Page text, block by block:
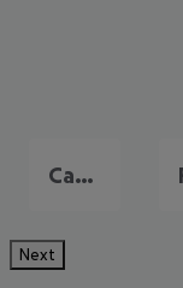
Catania
Next